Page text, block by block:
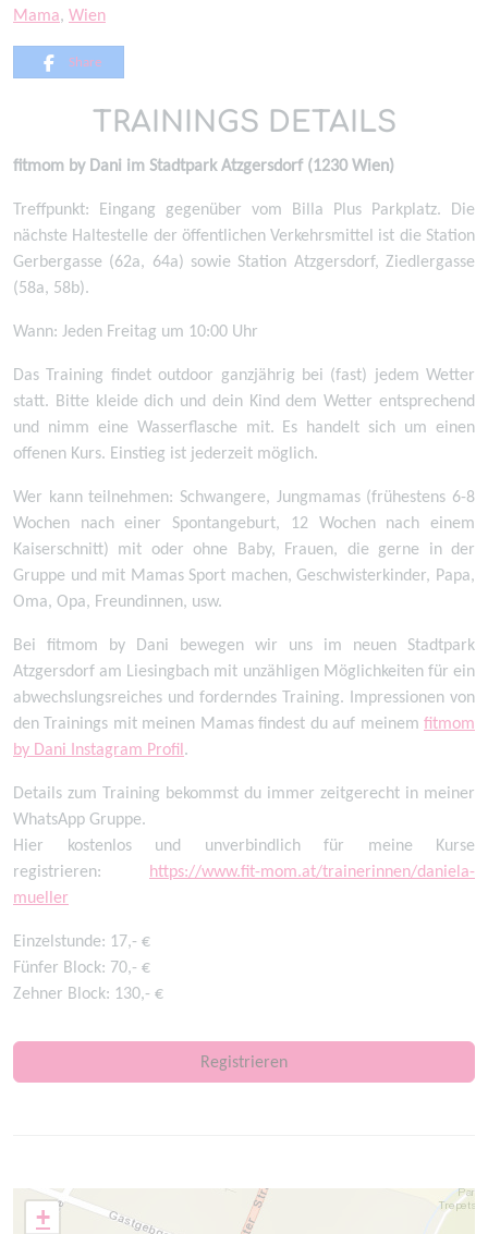
Mama, Wien
Share
TRAININGS DETAILS
fitmom by Dani im Stadtpark Atzgersdorf (1230 Wien)
Treffpunkt: Eingang gegenüber vom Billa Plus Parkplatz. Die
nächste Haltestelle der öffentlichen Verkehrsmittel ist die Station
Gerbergasse (62a, 64a) sowie Station Atzgersdorf, Ziedlergasse
(58a, 58b).
Wann: Jeden Freitag um 10:00 Uhr
Das Training findet outdoor ganzjährig bei (fast) jedem Wetter
statt. Bitte kleide dich und dein Kind dem Wetter entsprechend
und nimm eine Wasserflasche mit. Es handelt sich um einen
offenen Kurs. Einstieg ist jederzeit möglich.
Wer kann teilnehmen: Schwangere, Jungmamas (frühestens 6-8
Wochen nach einer Spontangeburt, 12 Wochen nach einem
Kaiserschnitt) mit oder ohne Baby, Frauen, die gerne in der
Gruppe und mit Mamas Sport machen, Geschwisterkinder, Papa,
Oma, Opa, Freundinnen, usw.
Bei fitmom by Dani bewegen wir uns im neuen Stadtpark
Atzgersdorf am Liesingbach mit unzähligen Möglichkeiten für ein
abwechslungsreiches und forderndes Training. Impressionen von
den Trainings mit meinen Mamas findest du auf meinem fitmom
by Dani Instagram Profil.
Details zum Training bekommst du immer zeitgerecht in meiner
WhatsApp Gruppe.
Hier kostenlos und unverbindlich für meine Kurse
registrieren: https://www.fit-mom.at/trainerinnen/daniela-
mueller
Einzelstunde: 17,- €
Fünfer Block: 70,- €
Zehner Block: 130,- €
Registrieren
+